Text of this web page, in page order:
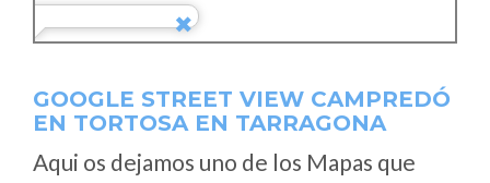
GOOGLE STREET VIEW CAMPREDÓ
EN TORTOSA EN TARRAGONA
Aqui os dejamos uno de los Mapas que